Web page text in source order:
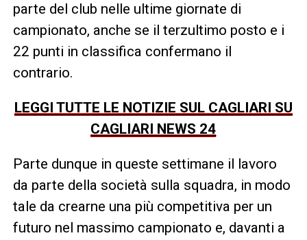
parte del club nelle ultime giornate di
campionato, anche se il terzultimo posto e i
22 punti in classifica confermano il
contrario.
LEGGI TUTTE LE NOTIZIE SUL CAGLIARI SU
CAGLIARI NEWS 24
Parte dunque in queste settimane il lavoro
da parte della società sulla squadra, in modo
tale da crearne una più competitiva per un
futuro nel massimo campionato e, davanti a